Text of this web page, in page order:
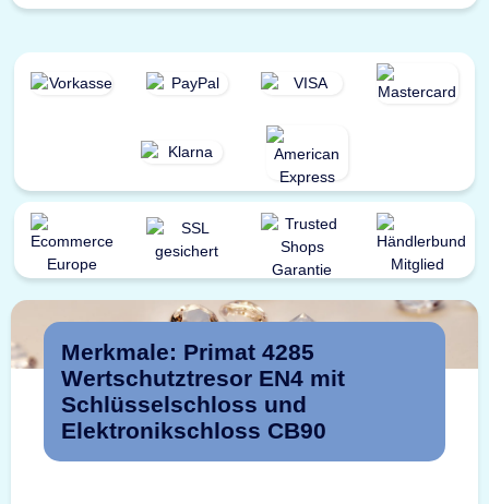
Merkmale: Primat 4285
Wertschutztresor EN4 mit
Schlüsselschloss und
Elektronikschloss CB90